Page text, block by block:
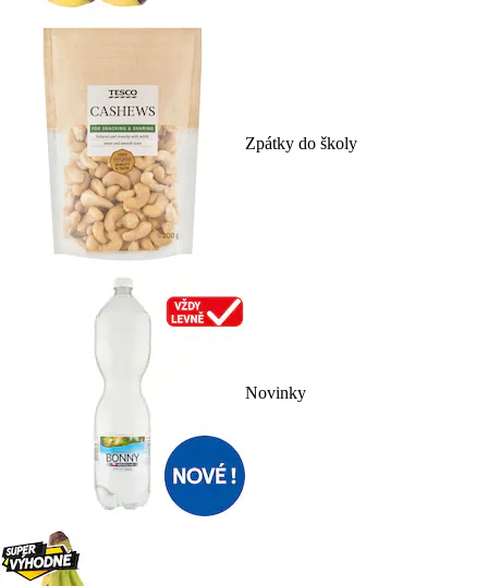
Zpátky do školy
Novinky